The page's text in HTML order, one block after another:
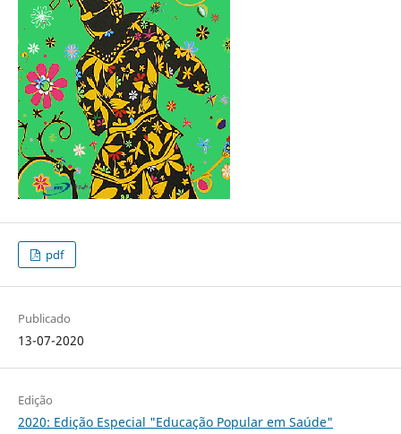
pdf
Publicado
13-07-2020
Edição
2020: Edição Especial "Educação Popular em Saúde"